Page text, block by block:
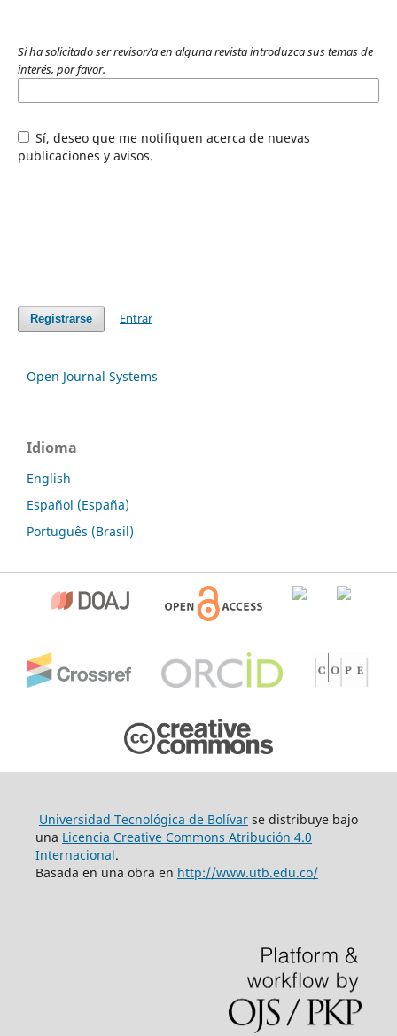
Si ha solicitado ser revisor/a en alguna revista introduzca sus temas de
interés, por favor.
Sí, deseo que me notifiquen acerca de nuevas
publicaciones y avisos.
Registrarse Entrar
Open Journal Systems
Idioma
English
Español (España)
Português (Brasil)
Universidad Tecnológica de Bolívarse distribuye bajo
una Licencia Creative Commons Atribución 4.0
Internacional.
Basada en una obra en http://www.utb.edu.co/